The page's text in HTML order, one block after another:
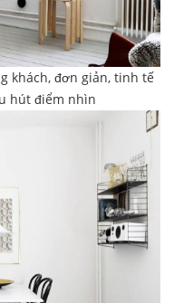
khách, đơn giản, tinh tế
hút điểm nhìn